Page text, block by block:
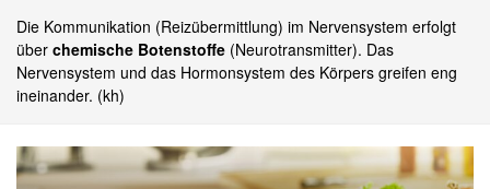
Die Kommunikation (Reizübermittlung) im Nervensystem erfolgt
über chemische Botenstoffe (Neurotransmitter). Das
Nervensystem und das Hormonsystem des Körpers greifen eng
ineinander. (kh)